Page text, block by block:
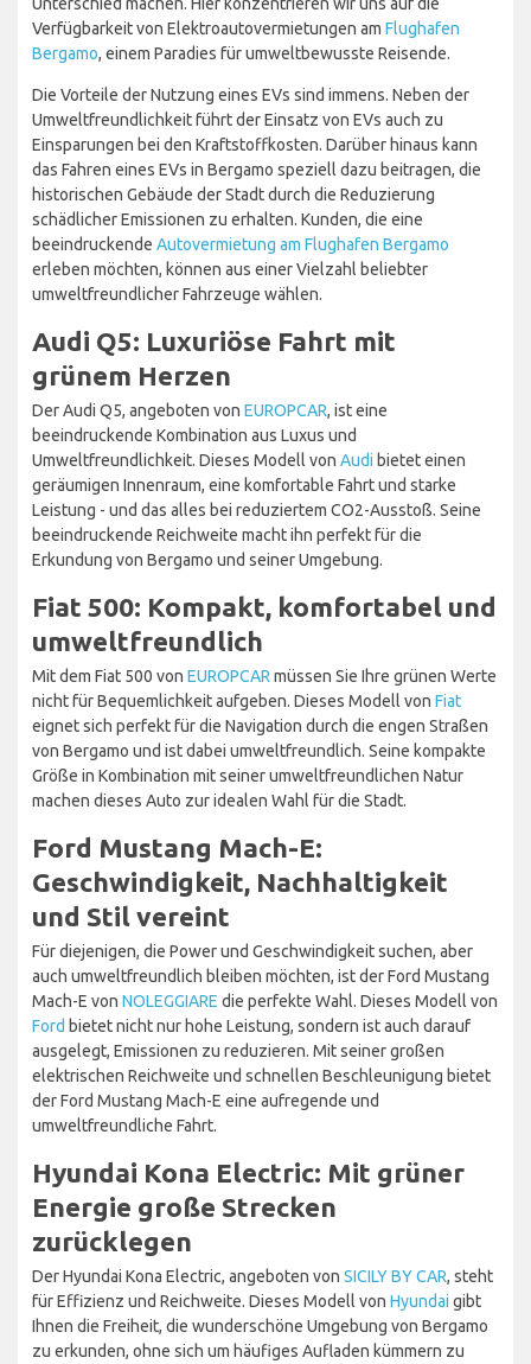
Verfügbarkeit von Elektroautovermietungen am Flughafen
Bergamo, einem Paradies für umweltbewusste Reisende.
Die Vorteile der Nutzung eines EVs sind immens. Neben der
Umweltfreundlichkeit führt der Einsatz von EVs auch zu
Einsparungen bei den Kraftstoffkosten. Darüber hinaus kann
das Fahren eines EVs in Bergamo speziell dazu beitragen, die
historischen Gebäude der Stadt durch die Reduzierung
schädlicher Emissionen zu erhalten. Kunden, die eine
beeindruckende Autovermietung am Flughafen Bergamo
erleben möchten, können aus einer Vielzahl beliebter
umweltfreundlicher Fahrzeuge wählen.
Audi Q5: Luxuriöse Fahrt mit
grünem Herzen
Der Audi Q5, angeboten von EUROPCAR, ist eine
beeindruckende Kombination aus Luxus und
Umweltfreundlichkeit. Dieses Modell von Audi bietet einen
geräumigen Innenraum, eine komfortable Fahrt und starke
Leistung - und das alles bei reduziertem CO2-Ausstoß. Seine
beeindruckende Reichweite macht ihn perfekt für die
Erkundung von Bergamo und seiner Umgebung.
Fiat 500: Kompakt, komfortabel und
umweltfreundlich
Mit dem Fiat 500 von EUROPCAR müssen Sie Ihre grünen Werte
nicht für Bequemlichkeit aufgeben. Dieses Modell von Fiat
eignet sich perfekt für die Navigation durch die engen Straßen
von Bergamo und ist dabei umweltfreundlich. Seine kompakte
Größe in Kombination mit seiner umweltfreundlichen Natur
machen dieses Auto zur idealen Wahl für die Stadt.
Ford Mustang Mach-E:
Geschwindigkeit, Nachhaltigkeit
und Stil vereint
Für diejenigen, die Power und Geschwindigkeit suchen, aber
auch umweltfreundlich bleiben möchten, ist der Ford Mustang
Mach-E von NOLEGGIARE die perfekte Wahl. Dieses Modell von
Ford bietet nicht nur hohe Leistung, sondern ist auch darauf
ausgelegt, Emissionen zu reduzieren. Mit seiner großen
elektrischen Reichweite und schnellen Beschleunigung bietet
der Ford Mustang Mach-E eine aufregende und
umweltfreundliche Fahrt.
Hyundai Kona Electric: Mit grüner
Energie große Strecken
zurücklegen
Der Hyundai Kona Electric, angeboten von SICILY BY CAR, steht
für Effizienz und Reichweite. Dieses Modell von Hyundai gibt
Ihnen die Freiheit, die wunderschöne Umgebung von Bergamo
zu erkunden, ohne sich um häufiges Aufladen kümmern zu